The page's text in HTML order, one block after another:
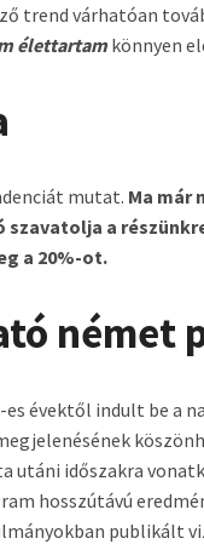
trend várhatóan
élettartam könnyen
mutat. Ma már
a
a 20%-ot.
német
es évektől indult be a
utáni időszakra
hosszútávú
publikált